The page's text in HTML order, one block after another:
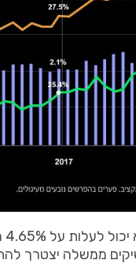
יכול לעלות על 4.65%
ממשלה יצטרך